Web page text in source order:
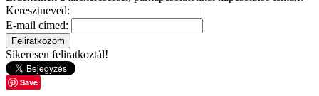
Keresztneved:
E-mail címed:
Sikeresen feliratkoztál!
Save